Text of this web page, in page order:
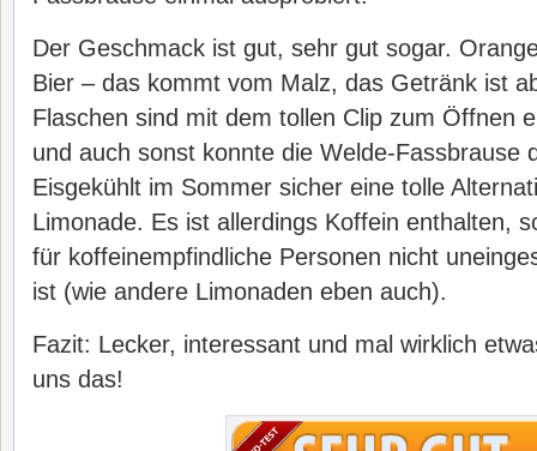
Der Geschmack ist gut, sehr gut sogar.
Bier – das kommt vom Malz, das Getränk ist
Flaschen sind mit dem tollen Clip zum Öffnen
und auch sonst konnte die Welde-Fassbrause
Eisgekühlt im Sommer sicher eine tolle
Limonade. Es ist allerdings Koffein enthalten,
für koffeinempfindliche Personen nicht
ist (wie andere Limonaden eben auch).
Fazit: Lecker, interessant und mal wirklich
uns das!